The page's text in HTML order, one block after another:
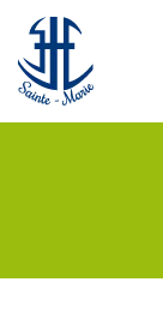
Aller
au
contenu